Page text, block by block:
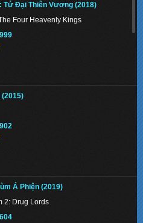
Tứ Đại Thiên Vương (2018)
Four Heavenly Kings
(2015)
Á Phiện (2019)
2: Drug Lords